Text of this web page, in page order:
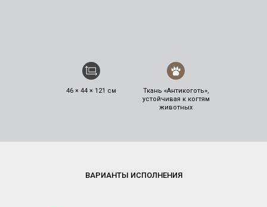
46 × 44 × 121 см
Ткань «Антикоготь»,
устойчивая к когтям
животных